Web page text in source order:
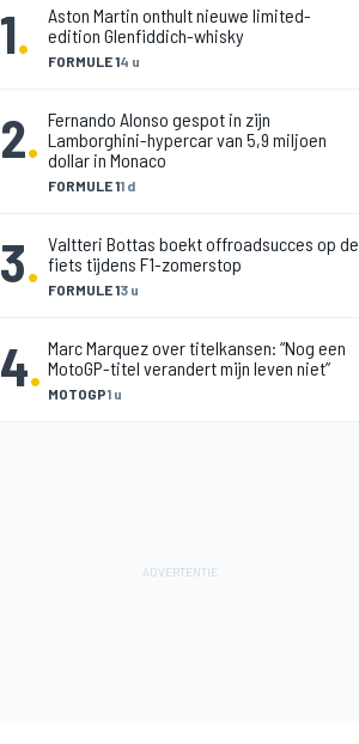
1. FORMULE 14 u
Aston Martin onthult nieuwe limited-
edition Glenfiddich-whisky
2.
FORMULE 11 d
Fernando Alonso gespot in zijn
Lamborghini-hypercar van 5,9 miljoen
dollar in Monaco
3. FORMULE 13 u
Valtteri Bottas boekt offroadsucces op de
fiets tijdens F1-zomerstop
4. MOTOGP1 u
Marc Marquez over titelkansen: “Nog een
MotoGP-titel verandert mijn leven niet”